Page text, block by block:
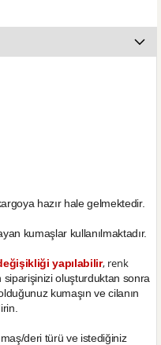
hazır hale gelmektedir.
kumaşlar kullanılmaktadır.
yapılabilir, renk
siparişinizi oluşturduktan sonra
kumaşın ve cilanın
deri türü ve istediğiniz